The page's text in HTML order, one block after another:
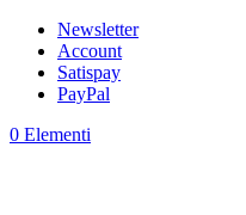
Newsletter
Account
Satispay
PayPal
0 Elementi